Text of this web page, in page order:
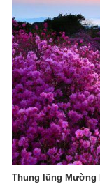
Thung lũng Mường